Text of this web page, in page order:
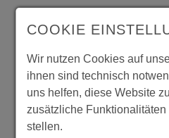
Viele von Jean Lucs
der Sorgen, die sich
Jahrhunderts machen.
COOKIE
Wir nutzen Cookies auf
ihnen sind technisch
uns helfen, diese Website
zusätzliche Funktionalitäten
stellen.